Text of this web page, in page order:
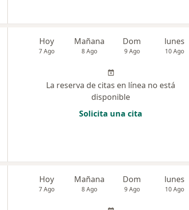
Hoy
7 Ago
Mañana
8 Ago
Dom
9 Ago
lunes
10 Ago
La reserva de citas en línea no está
disponible
Solicita una cita
Hoy
7 Ago
Mañana
8 Ago
Dom
9 Ago
lunes
10 Ago